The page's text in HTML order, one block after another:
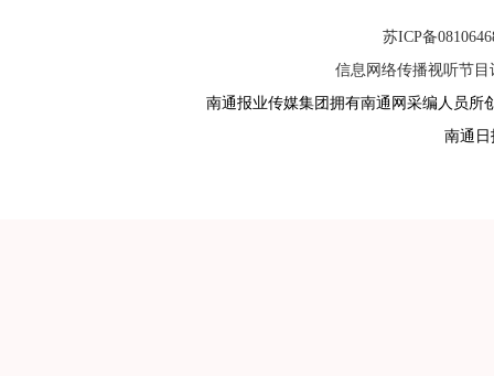
苏ICP备
信息网络传播视听节目
南通报业传媒集团拥有南通网采编人员所
南通日